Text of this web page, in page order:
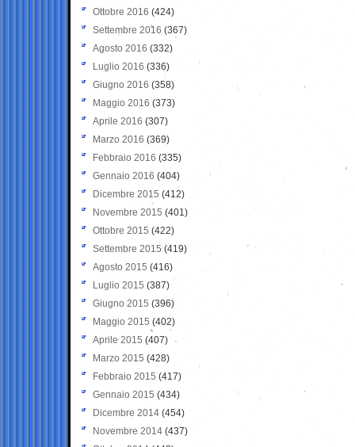
Ottobre 2016 (424)
Settembre 2016 (367)
Agosto 2016 (332)
Luglio 2016 (336)
Giugno 2016 (358)
Maggio 2016 (373)
Aprile 2016 (307)
Marzo 2016 (369)
Febbraio 2016 (335)
Gennaio 2016 (404)
Dicembre 2015 (412)
Novembre 2015 (401)
Ottobre 2015 (422)
Settembre 2015 (419)
Agosto 2015 (416)
Luglio 2015 (387)
Giugno 2015 (396)
Maggio 2015 (402)
Aprile 2015 (407)
Marzo 2015 (428)
Febbraio 2015 (417)
Gennaio 2015 (434)
Dicembre 2014 (454)
Novembre 2014 (437)